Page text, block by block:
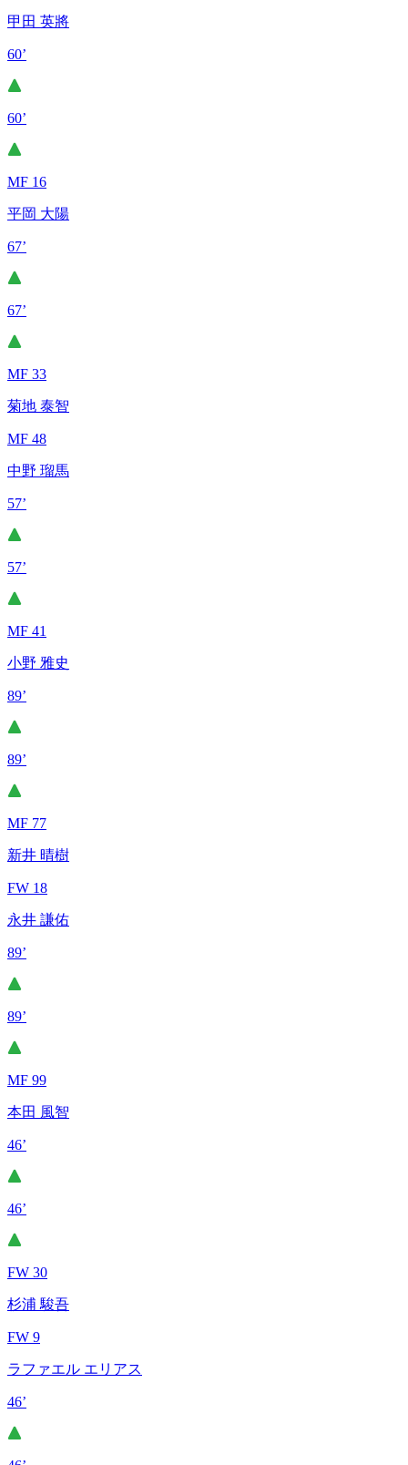
甲田 英將
60’
60’
MF 16
平岡 大陽
67’
67’
MF 33
菊地 泰智
MF 48
中野 瑠馬
57’
57’
MF 41
小野 雅史
89’
89’
MF 77
新井 晴樹
FW 18
永井 謙佑
89’
89’
MF 99
本田 風智
46’
46’
FW 30
杉浦 駿吾
FW 9
ラファエル エリアス
46’